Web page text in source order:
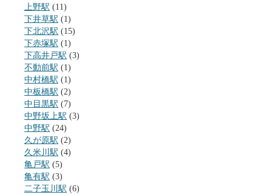
上野駅 (11)
下井草駅 (1)
下北沢駅 (15)
下赤塚駅 (1)
下高井戸駅 (3)
不動前駅 (1)
中村橋駅 (1)
中板橋駅 (2)
中目黒駅 (7)
中野坂上駅 (3)
中野駅 (24)
久が原駅 (2)
久米川駅 (4)
亀戸駅 (5)
亀有駅 (3)
二子玉川駅 (6)